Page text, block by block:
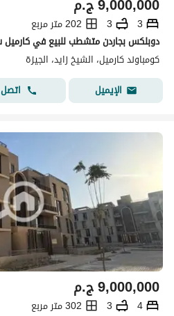
3
3
202 متر مربع
كومباوند كارميل، الشيخ زايد، الجيزة
الإيميل
اتصل
ج.م9,000,000
4
3
302 متر مربع